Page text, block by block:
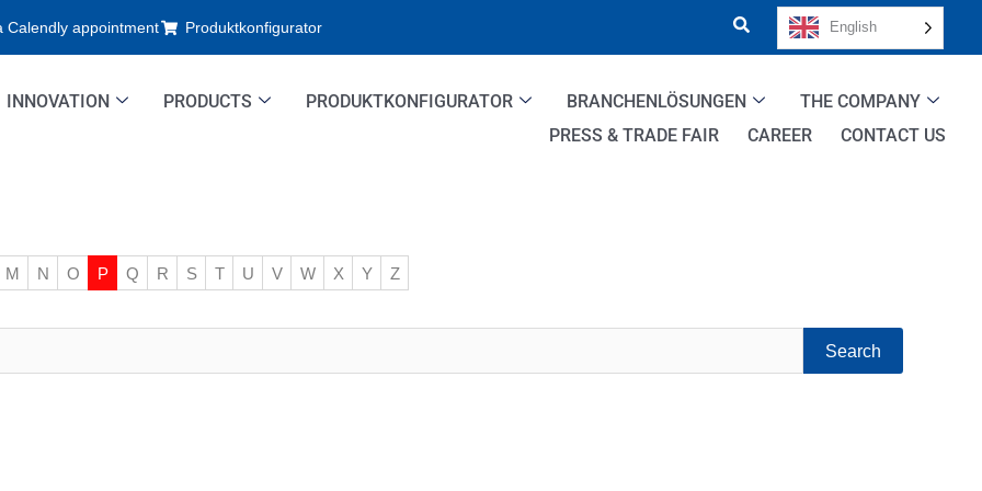
Calendly appointment Produktkonfigurator English
INNOVATION PRODUCTS PRODUKTKONFIGURATOR BRANCHENLÖSUNGEN
THE COMPANY
PRESS & TRADE FAIR
CAREER CONTACT US
M N O P Q R S T U V W X Y Z